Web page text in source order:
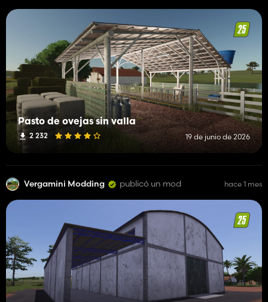
Pasto de ovejas sin valla
2 232 19 de junio de 2026
Vergamini Modding publicó un mod hace 1 mes